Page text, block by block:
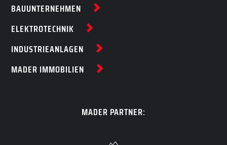
BAUUNTERNEHMEN
ELEKTROTECHNIK
INDUSTRIEANLAGEN
MADER IMMOBILIEN
MADER PARTNER: